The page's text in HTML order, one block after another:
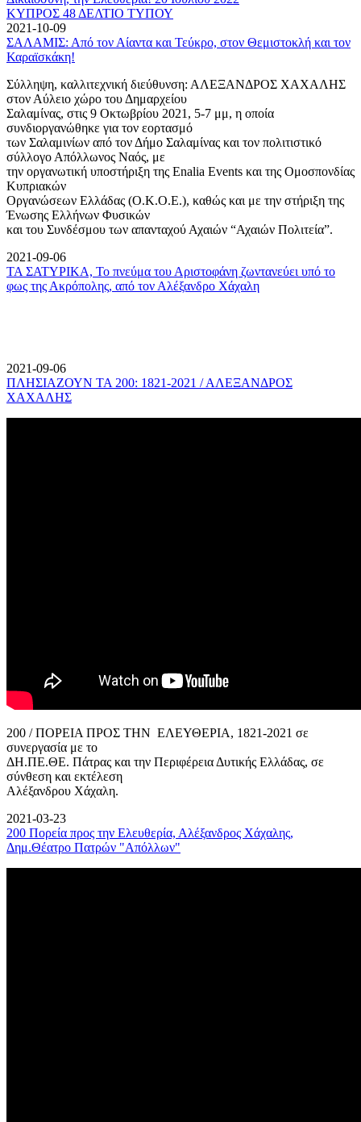
ΚΥΠΡΟΣ 48 ΔΕΛΤΙΟ ΤΥΠΟΥ
2021-10-09
ΣΑΛΑΜΙΣ: Από τον Αίαντα και Τεύκρο, στον Θεμιστοκλή και τον
Καραϊσκάκη!
Σύλληψη, καλλιτεχνική διεύθυνση: ΑΛΕΞΑΝΔΡΟΣ ΧΑΧΑΛΗΣ
στον Αύλειο χώρο του Δημαρχείου
Σαλαμίνας, στις 9 Οκτωβρίου 2021, 5-7 μμ, η οποία
συνδιοργανώθηκε για τον εορτασμό
των Σαλαμινίων από τον Δήμο Σαλαμίνας και τον πολιτιστικό
σύλλογο Απόλλωνος Ναός, με
την οργανωτική υποστήριξη της Enalia Events και της Ομοσπονδίας
Κυπριακών
Οργανώσεων Ελλάδας (Ο.Κ.Ο.Ε.), καθώς και με την στήριξη της
Ένωσης Ελλήνων Φυσικών
και του Συνδέσμου των απανταχού Αχαιών “Αχαιών Πολιτεία”.
2021-09-06
ΤΑ ΣΑΤΥΡΙΚΑ, Το πνεύμα του Αριστοφάνη ζωντανεύει υπό το
φως της Ακρόπολης, από τον Αλέξανδρο Χάχαλη
2021-09-06
ΠΛΗΣΙΑΖΟΥΝ ΤΑ 200: 1821-2021 / ΑΛΕΞΑΝΔΡΟΣ
ΧΑΧΑΛΗΣ
200 / ΠΟΡΕΙΑ ΠΡΟΣ ΤΗΝ ΕΛΕΥΘΕΡΙΑ, 1821-2021 σε
συνεργασία με το
ΔΗ.ΠΕ.ΘΕ. Πάτρας και την Περιφέρεια Δυτικής Ελλάδας, σε
σύνθεση και εκτέλεση
Αλέξανδρου Χάχαλη.
2021-03-23
200 Πορεία προς την Ελευθερία, Αλέξανδρος Χάχαλης,
Δημ.Θέατρο Πατρών "Απόλλων"